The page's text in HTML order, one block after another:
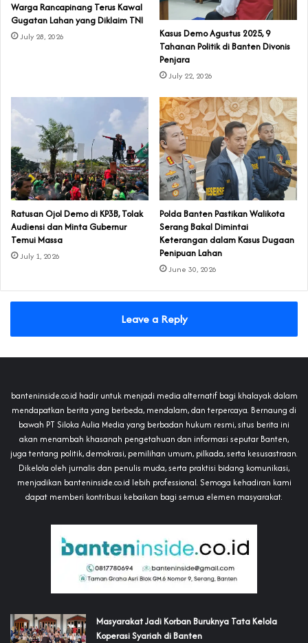
‎Warga Rancapinang Terus Kawal
Gugatan Lahan yang Diklaim TNI‎‎
July 28, 2026
‎Kasus Demo Agustus 2025, 9
Tahanan Politik di Banten Divonis
Penjara
July 22, 2026
‎Ratusan Ojol Demo di KP3B, Tolak
Audiensi dan Minta Gubernur
Temui Massa
July 1, 2026
Polda Banten Pastikan Walikota
Serang Bakal Dimintai
Keterangan dalam Kasus Dugaan
Penipuan Lahan
June 30, 2026
Leave a Reply
banteninside.co.id hadir untuk menjadi media alternatif bagi khalayak dalam
mendapatkan berita yang berbeda, mendalam, dan terpercaya. Bernaung di
bawah PT Siloka Aulia Media yang berbadan hukum resmi, situs berita ini
akan menambah khasanah pengetahuan dan informasi seputar Banten,
juga tentang politik, demokrasi, pemilihan umum, pilkada, serta kesusastraan.
Dikelola oleh jurnalis dan penulis muda, serta praktisi bidang komunikasi,
menjadikan banteninside.co.id lebih professional. Semoga kehadiran kami
dapat memberi kontribusi kebaikan bagi semua elemen masyarakat.
‎Masyarakat Jadi Korban Buruknya Tata Kelola
Koperasi Syariah di Banten